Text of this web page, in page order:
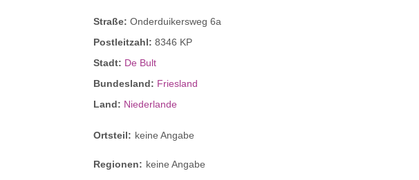
Straße:Onderduikersweg 6a
Postleitzahl:8346 KP
Stadt: De Bult
Bundesland: Friesland
Land: Niederlande
Ortsteil: keine Angabe
Regionen: keine Angabe